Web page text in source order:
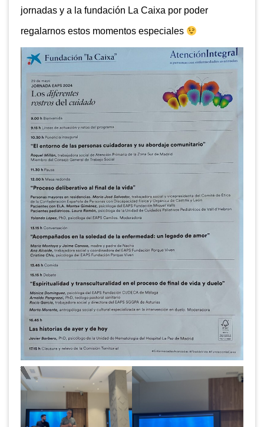
jornadas y a la fundación La Caixa por poder
regalarnos estos momentos especiales